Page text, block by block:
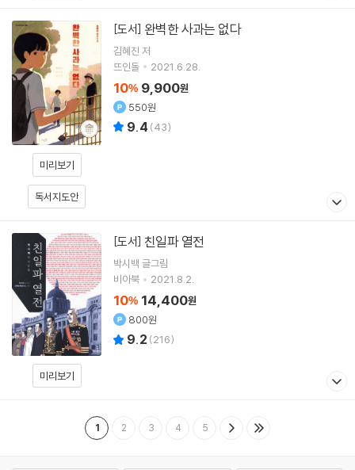
미리보기
독서지도안
[도서] 완벽한 사과는 없다
김혜진 저
뜨인돌
2021.6.28.
10% 9,900원
550원
9.4 (43)
미리보기
[도서] 친일파 열전
박시백 글그림
비아북
2021.8.2.
10% 14,400원
800원
9.2 (216)
1 2 3 4 5